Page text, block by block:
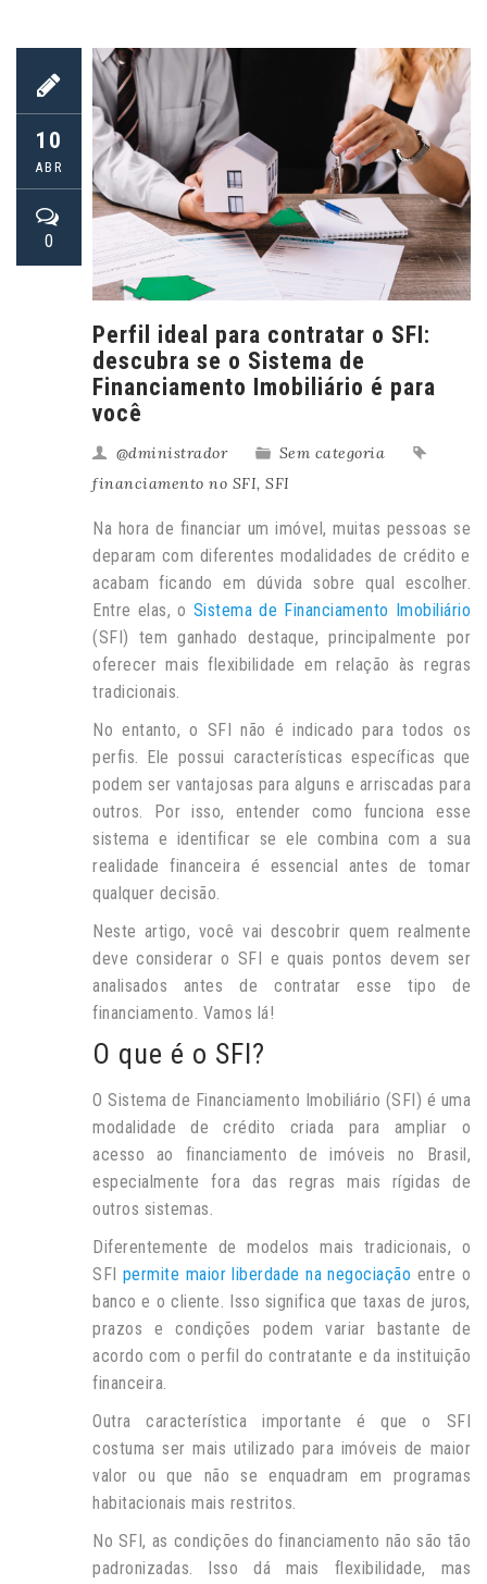
10
ABR
0
Perfil ideal para contratar o SFI:
descubra se o Sistema de
Financiamento Imobiliário é para
você
@dministrador
Sem categoria
financiamento no SFI, SFI
Na hora de financiar um imóvel, muitas pessoas se
deparam com diferentes modalidades de crédito e
acabam ficando em dúvida sobre qual escolher.
Entre elas, o Sistema de Financiamento Imobiliário
(SFI) tem ganhado destaque, principalmente por
oferecer mais flexibilidade em relação às regras
tradicionais.
No entanto, o SFI não é indicado para todos os
perfis. Ele possui características específicas que
podem ser vantajosas para alguns e arriscadas para
outros. Por isso, entender como funciona esse
sistema e identificar se ele combina com a sua
realidade financeira é essencial antes de tomar
qualquer decisão.
Neste artigo, você vai descobrir quem realmente
deve considerar o SFI e quais pontos devem ser
analisados antes de contratar esse tipo de
financiamento. Vamos lá!
O que é o SFI?
O Sistema de Financiamento Imobiliário (SFI) é uma
modalidade de crédito criada para ampliar o
acesso ao financiamento de imóveis no Brasil,
especialmente fora das regras mais rígidas de
outros sistemas.
Diferentemente de modelos mais tradicionais, o
SFI permite maior liberdade na negociação entre o
banco e o cliente. Isso significa que taxas de juros,
prazos e condições podem variar bastante de
acordo com o perfil do contratante e da instituição
financeira.
Outra característica importante é que o SFI
costuma ser mais utilizado para imóveis de maior
valor ou que não se enquadram em programas
habitacionais mais restritos.
No SFI, as condições do financiamento não são tão
padronizadas. Isso dá mais flexibilidade, mas